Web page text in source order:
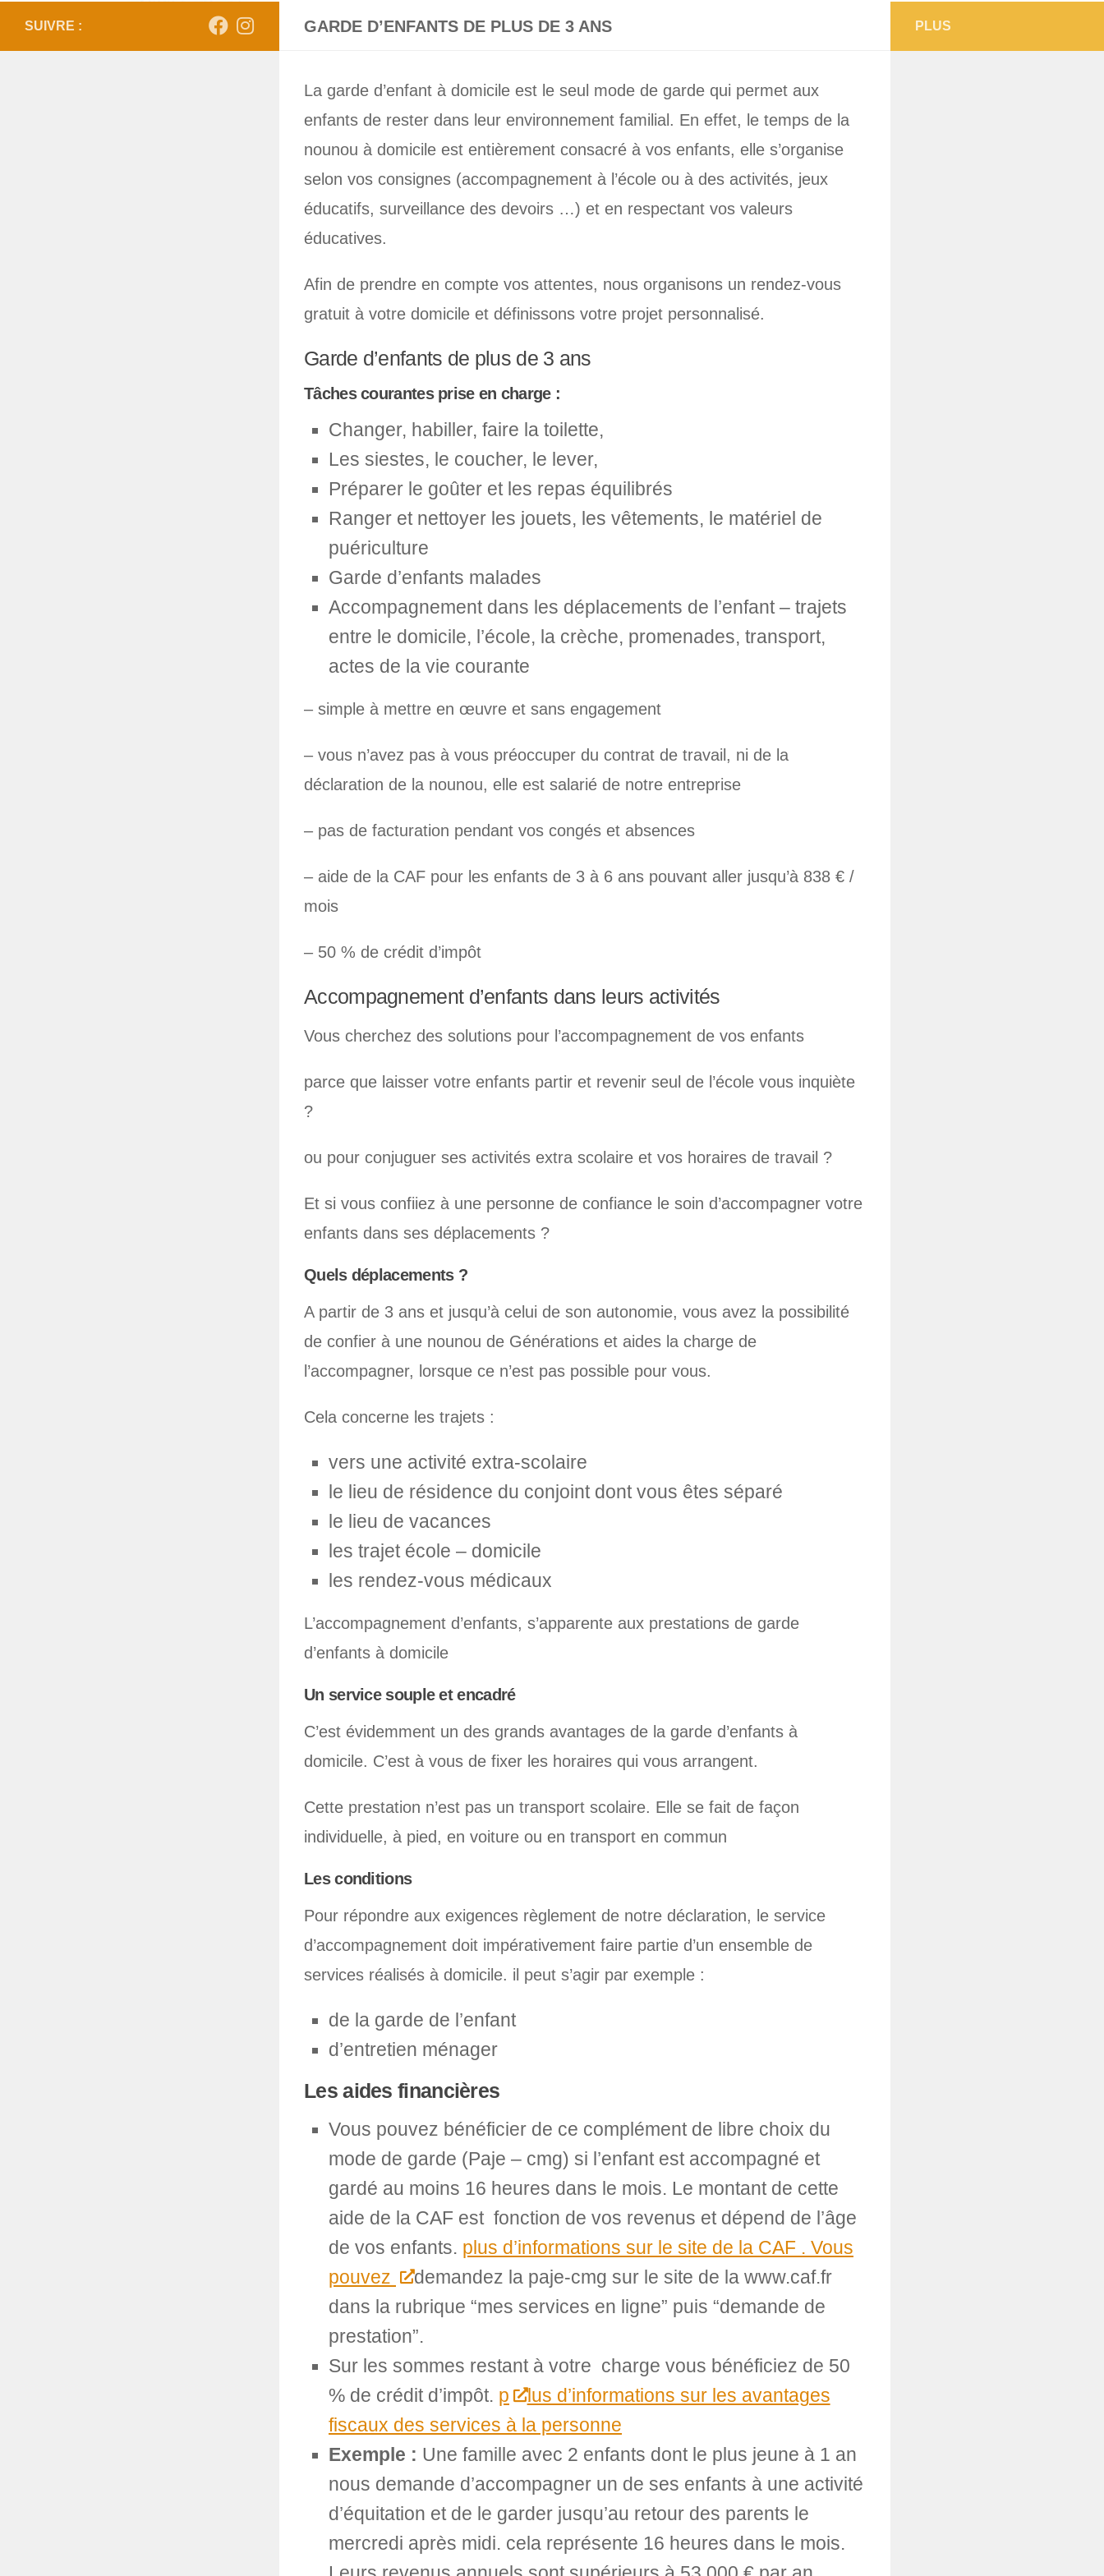
GARDE D’ENFANTS DE PLUS DE 3 ANS
La garde d’enfant à domicile est le seul mode de garde qui permet aux
enfants de rester dans leur environnement familial. En effet, le temps de la
nounou à domicile est entièrement consacré à vos enfants, elle s’organise
selon vos consignes (accompagnement à l’école ou à des activités, jeux
éducatifs, surveillance des devoirs …) et en respectant vos valeurs
éducatives.
Afin de prendre en compte vos attentes, nous organisons un rendez-vous
gratuit à votre domicile et définissons votre projet personnalisé.
Garde d’enfants de plus de 3 ans
Tâches courantes prise en charge :
Changer, habiller, faire la toilette,
Les siestes, le coucher, le lever,
Préparer le goûter et les repas équilibrés
Ranger et nettoyer les jouets, les vêtements, le matériel de
puériculture
Garde d’enfants malades
Accompagnement dans les déplacements de l’enfant – trajets
entre le domicile, l’école, la crèche, promenades, transport,
actes de la vie courante
– simple à mettre en œuvre et sans engagement
– vous n’avez pas à vous préoccuper du contrat de travail, ni de la
déclaration de la nounou, elle est salarié de notre entreprise
– pas de facturation pendant vos congés et absences
– aide de la CAF pour les enfants de 3 à 6 ans pouvant aller jusqu’à 838 € /
mois
– 50 % de crédit d’impôt
Accompagnement d’enfants dans leurs activités
Vous cherchez des solutions pour l’accompagnement de vos enfants
parce que laisser votre enfants partir et revenir seul de l’école vous inquiète
?
ou pour conjuguer ses activités extra scolaire et vos horaires de travail ?
Et si vous confiiez à une personne de confiance le soin d’accompagner votre
enfants dans ses déplacements ?
Quels déplacements ?
A partir de 3 ans et jusqu’à celui de son autonomie, vous avez la possibilité
de confier à une nounou de Générations et aides la charge de
l’accompagner, lorsque ce n’est pas possible pour vous.
Cela concerne les trajets :
vers une activité extra-scolaire
le lieu de résidence du conjoint dont vous êtes séparé
le lieu de vacances
les trajet école – domicile
les rendez-vous médicaux
L’accompagnement d’enfants, s’apparente aux prestations de garde
d’enfants à domicile
Un service souple et encadré
C’est évidemment un des grands avantages de la garde d’enfants à
domicile. C’est à vous de fixer les horaires qui vous arrangent.
Cette prestation n’est pas un transport scolaire. Elle se fait de façon
individuelle, à pied, en voiture ou en transport en commun
Les conditions
Pour répondre aux exigences règlement de notre déclaration, le service
d’accompagnement doit impérativement faire partie d’un ensemble de
services réalisés à domicile. il peut s’agir par exemple :
de la garde de l’enfant
d’entretien ménager
Les aides financières
Vous pouvez bénéficier de ce complément de libre choix du
mode de garde (Paje – cmg) si l’enfant est accompagné et
gardé au moins 16 heures dans le mois. Le montant de cette
aide de la CAF est fonction de vos revenus et dépend de l’âge
de vos enfants. plus d’informations sur le site de la CAF . Vous
pouvez
demandez la paje-cmg sur le site de la www.caf.fr
dans la rubrique “mes services en ligne” puis “demande de
prestation”.
Sur les sommes restant à votre charge vous bénéficiez de 50
% de crédit d’impôt. p
lus d’informations sur les avantages
fiscaux des services à la personne
Exemple : Une famille avec 2 enfants dont le plus jeune à 1 an
nous demande d’accompagner un de ses enfants à une activité
d’équitation et de le garder jusqu’au retour des parents le
mercredi après midi. cela représente 16 heures dans le mois.
SUIVRE : PLUS